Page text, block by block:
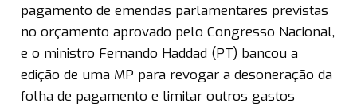
pagamento de emendas parlamentares previstas
no orçamento aprovado pelo Congresso Nacional,
e o ministro Fernando Haddad (PT) bancou a
edição de uma MP para revogar a desoneração da
folha de pagamento e limitar outros gastos